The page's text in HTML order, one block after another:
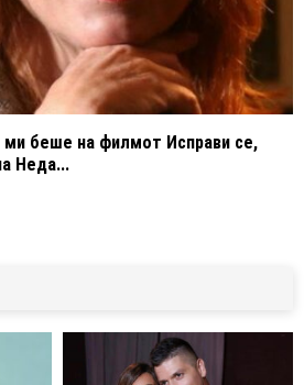
беше на филмот Исправи се,
Неда...